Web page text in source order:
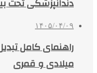
دندانپزشکی تحت
۱۴۰۵/۰۴/۰۹
راهنمای کامل
میلادی و قمری